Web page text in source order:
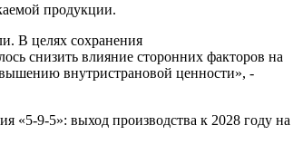
продукции.
В целях сохранения
снизить влияние сторонних факторов на
внутристрановой ценности», -
«5-9-5»: выход производства к 2028 году на